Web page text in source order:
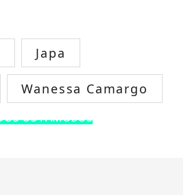
Japa
Wanessa Camargo
OS FAMOSOS